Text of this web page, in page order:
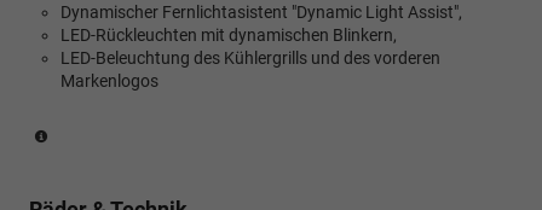
Dynamischer Fernlichtasistent "Dynamic Light Assist",
LED-Rückleuchten mit dynamischen Blinkern,
LED-Beleuchtung des Kühlergrills und des vorderen
Markenlogos
mit: